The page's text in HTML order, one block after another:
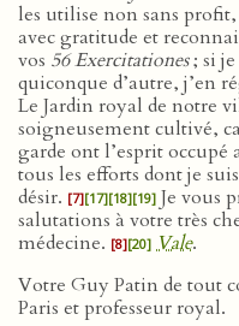
les utilise non sans
avec gratitude et
vos 56 Exercitationes; si je
quiconque d’autre, j’en
Le Jardin royal de notre
soigneusement cultivé,
garde ont l’esprit
tous les efforts dont je
désir. [7][17][18][19] Je vous
salutations à votre très
médecine. [8][20] Vale.
Votre Guy Patin de tout
Paris et professeur royal.